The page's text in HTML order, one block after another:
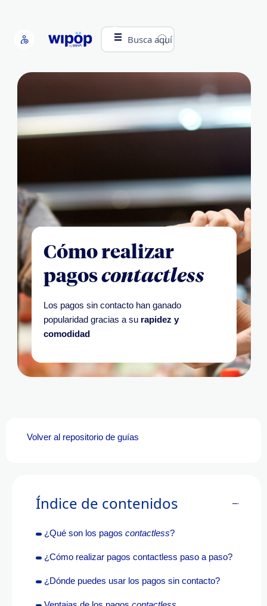
Busca aquí
Cómo realizar
pagoscontactless
Los pagos sin contacto han ganado
popularidad gracias a su rapidez y
comodidad
Volver al repositorio de guías
Índice de contenidos
¿Qué son los pagos contactless?
¿Cómo realizar pagos contactless paso a paso?
¿Dónde puedes usar los pagos sin contacto?